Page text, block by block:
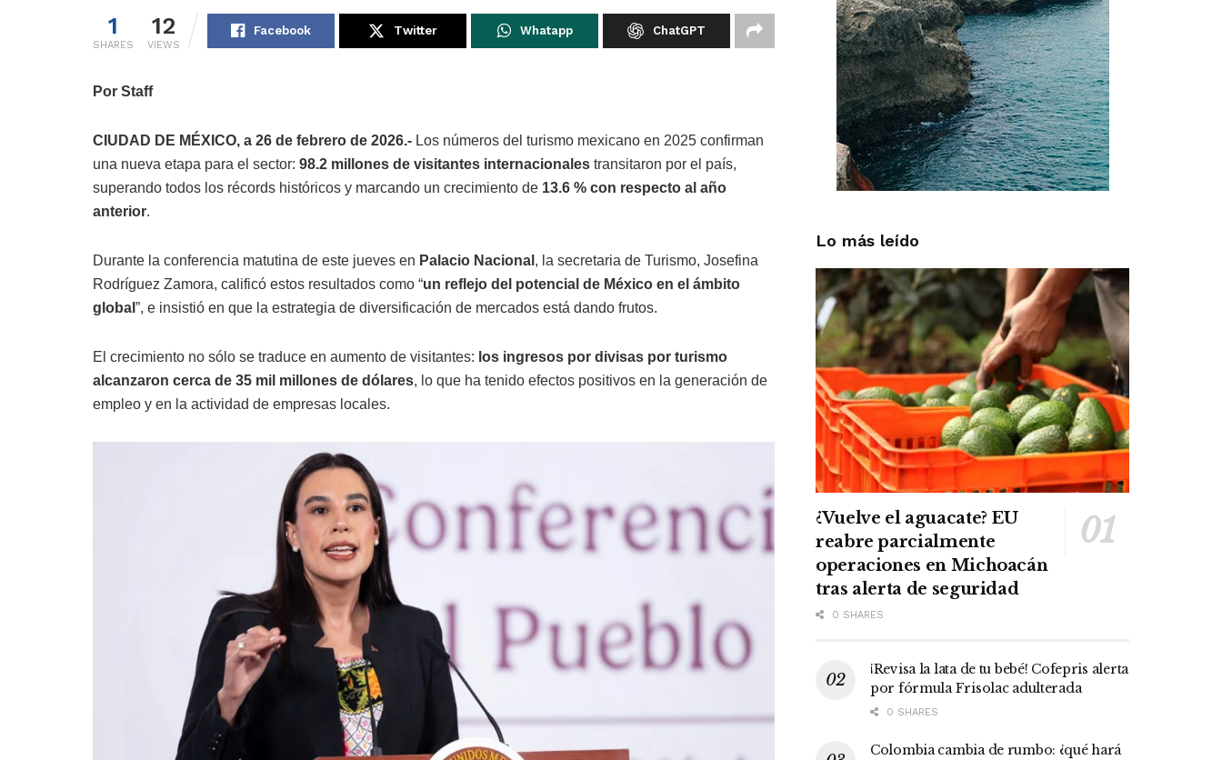
1
SHARES
12
VIEWS
Facebook Twitter Whatapp ChatGPT
Por Staff
CIUDAD DE MÉXICO, a 26 de febrero de 2026.- Los números del turismo mexicano en 2025 confirman
una nueva etapa para el sector: 98.2 millones de visitantes internacionales transitaron por el país,
superando todos los récords históricos y marcando un crecimiento de 13.6 % con respecto al año
anterior.
Durante la conferencia matutina de este jueves en Palacio Nacional , la secretaria de Turismo, Josefina
Rodríguez Zamora, calificó estos resultados como “un reflejo del potencial de México en el ámbito
global ”, e insistió en que la estrategia de diversificación de mercados está dando frutos.
El crecimiento no sólo se traduce en aumento de visitantes: los ingresos por divisas por turismo
alcanzaron cerca de 35 mil millones de dólares, lo que ha tenido efectos positivos en la generación de
empleo y en la actividad de empresas locales.
Lo más leído
¿Vuelve el aguacate? EU
reabre parcialmente
operaciones en Michoacán
tras alerta de seguridad
0 SHARES
¡Revisa la lata de tu bebé! Cofepris alerta
por fórmula Frisolac adulterada
0 SHARES
Colombia cambia de rumbo: ¿qué hará